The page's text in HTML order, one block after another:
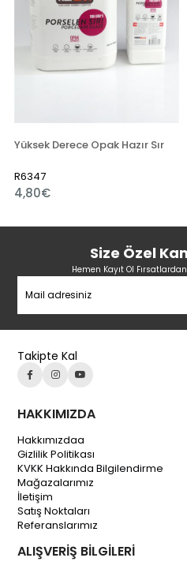
Yüksek Derece Opak Hazır Sır
R6347
4,80€
Size Özel
Hemen Kayıt Ol
Takipte Kal
HAKKIMIZDA
Hakkımızdaa
Gizlilik Politikası
KVKK Hakkında Bilgilendirme
Mağazalarımız
İletişim
Satış Noktaları
Referanslarımız
ALIŞVERİŞ BİLGİLERİ